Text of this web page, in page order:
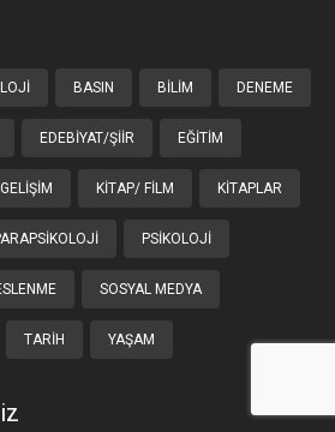
BASIN BILIM DENEME
EDEBIYAT/ŞIIR EĞITIM
KITAP/ FILM KITAPLAR
PSIKOLOJI
SOSYAL MEDYA
TARIH YAŞAM